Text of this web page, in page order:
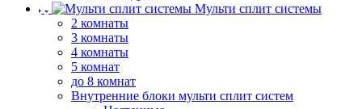
Мульти сплит системы
2 комнаты
3 комнаты
4 комнаты
5 комнат
до 8 комнат
Внутренние блоки мульти сплит систем